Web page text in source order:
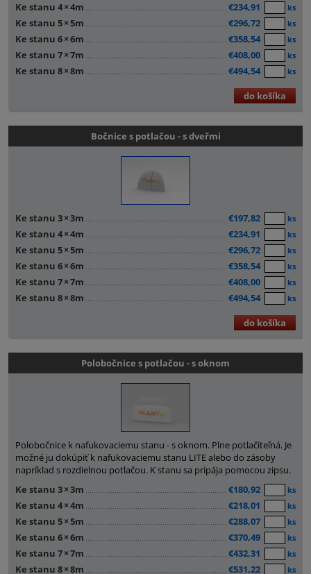
Ke stanu 4×4m €234,91 ks
Ke stanu 5×5m €296,72 ks
Ke stanu 6×6m €358,54 ks
Ke stanu 7×7m €408,00 ks
Ke stanu 8×8m €494,54 ks
do košíka
Bočnice s potlačou - s dveřmi
Ke stanu 3×3m €197,82 ks
Ke stanu 4×4m €234,91 ks
Ke stanu 5×5m €296,72 ks
Ke stanu 6×6m €358,54 ks
Ke stanu 7×7m €408,00 ks
Ke stanu 8×8m €494,54 ks
do košíka
Polobočnice s potlačou - s oknom
Polobočnice k nafukovaciemu stanu - s oknom. Plne potlačiteľná. Je
možné ju dokúpiť k nafukovaciemu stanu LITE alebo do zásoby
napríklad s rozdielnou potlačou. K stanu sa pripája pomocou zipsu.
Ke stanu 3×3m €180,92 ks
Ke stanu 4×4m €218,01 ks
Ke stanu 5×5m €288,07 ks
Ke stanu 6×6m €370,49 ks
Ke stanu 7×7m €432,31 ks
Ke stanu 8×8m €531,22 ks